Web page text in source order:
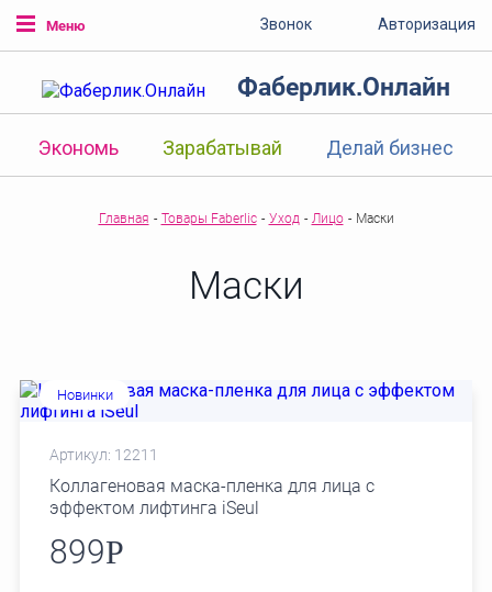
Меню Звонок Авторизация
Фаберлик.Онлайн
Экономь Зарабатывай Делай бизнес
Главная - Товары Faberlic - Уход - Лицо - Маски
Маски
Новинки
Артикул: 12211
Коллагеновая маска-пленка для лица с
эффектом лифтинга iSeul
899Р